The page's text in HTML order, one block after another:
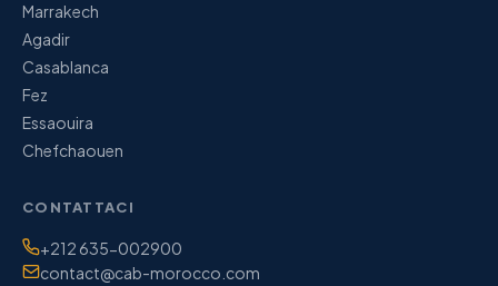
Marrakech
Agadir
Casablanca
Fez
Essaouira
Chefchaouen
CONTATTACI
Telefono / WhatsApp:
+212 635-002900
Email:
contact@cab-morocco.com